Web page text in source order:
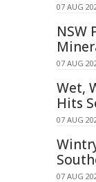
07 AUG
NSW
07 AUG
Wet,
Hits
07 AUG
07 AUG